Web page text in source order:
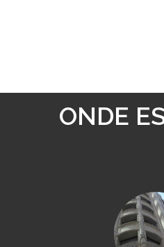
ONDE